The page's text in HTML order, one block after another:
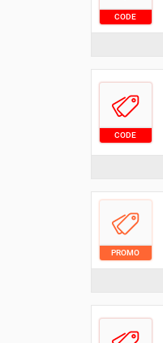
CODE
CODE
PROMO